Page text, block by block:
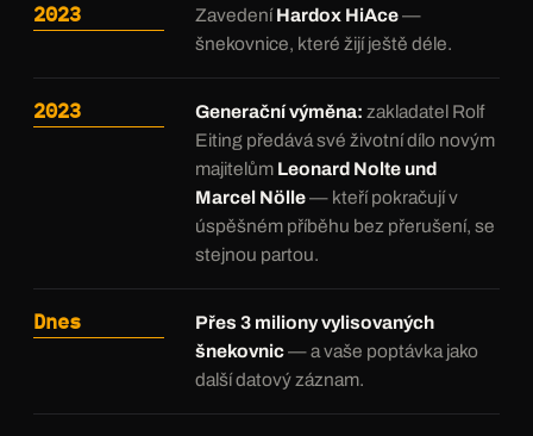
2023 ZavedeníHardox HiAce—
šnekovnice, které žijí ještě déle.
2023 Generační výměna: zakladatel Rolf
Eiting předává své životní dílo novým
majitelům Leonard Nolte und
Marcel Nölle— kteří pokračují v
úspěšném příběhu bez přerušení, se
stejnou partou.
Dnes
Přes 3 miliony vylisovaných
šnekovnic— a vaše poptávka jako
další datový záznam.